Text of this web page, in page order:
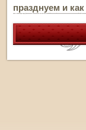
празднуем и как